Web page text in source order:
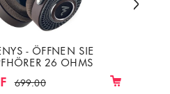
- ÖFFNEN SIE
26 OHMS
699.00